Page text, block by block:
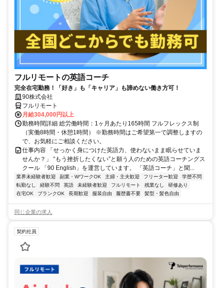
フルリモートの英語コーチ
完全在宅勤務！「好き」も「キャリア」も諦めない働き方可！
90株式会社
フルリモート
月給304,000円以上
勤務時間詳細 総労働時間：1ヶ月あたり165時間 フルフレックス制
（実働8時間・休憩1時間） ※勤務時間はご希望第一で調整しますの
で、お気軽にご相談ください。
仕事内容 「せっかく身につけた英語力、使わないまま眠らせていま
せんか？」 “もう挫折したくない”と願う人のための英語コーチングス
クール 「90 English」を運営しています。 「英語コーチ」と聞...
業界未経験者歓迎 副業・WワークOK 主婦・主夫歓迎 フリーター歓迎
学歴不問
転勤なし
経験不問 英語 未経験者歓迎 フルリモート 残業なし
研修あり
在宅OK
ブランクOK 長期歓迎 服装自由 履歴書不要 髪型・髪色自由
同じ企業の求人
契約社員